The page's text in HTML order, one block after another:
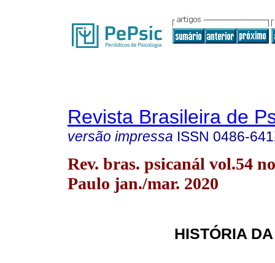
Revista Brasileira de
versão impressa ISSN 0486-
Rev. bras. psicanál vol.54
Paulo jan./mar. 2020
HISTÓRIA